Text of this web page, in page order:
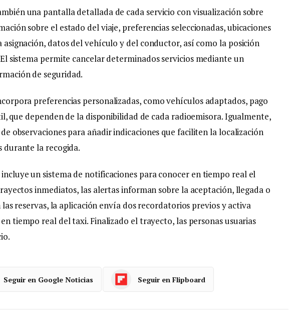
una pantalla detallada de cada servicio con visualización sobre
sobre el estado del viaje, preferencias seleccionadas, ubicaciones
asignación, datos del vehículo y del conductor, así como la posición
sistema permite cancelar determinados servicios mediante un
de seguridad.
preferencias personalizadas, como vehículos adaptados, pago
que dependen de la disponibilidad de cada radioemisora. Igualmente,
observaciones para añadir indicaciones que faciliten la localización
durante la recogida.
un sistema de notificaciones para conocer en tiempo real el
inmediatos, las alertas informan sobre la aceptación, llegada o
reservas, la aplicación envía dos recordatorios previos y activa
tiempo real del taxi. Finalizado el trayecto, las personas usuarias
Seguir en Google Noticias Seguir en Flipboard